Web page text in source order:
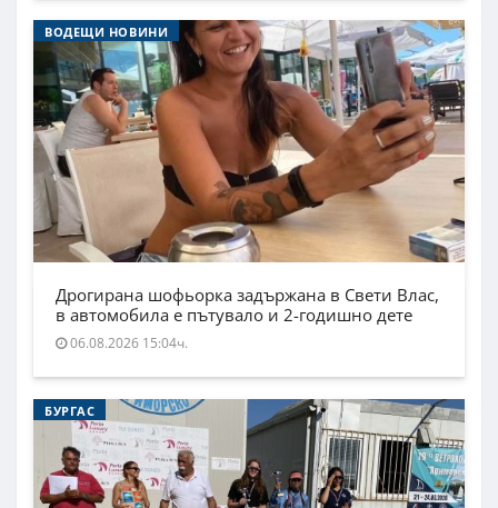
ВОДЕЩИ НОВИНИ
Дрогирана шофьорка задържана в Свети Влас,
в автомобила е пътувало и 2-годишно дете
06.08.2026 15:04ч.
БУРГАС